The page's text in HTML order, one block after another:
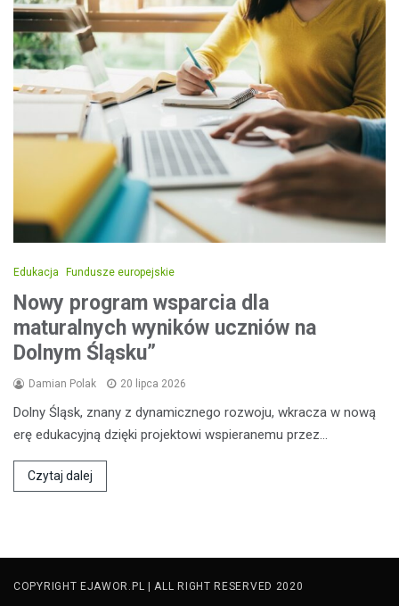
Edukacja Fundusze europejskie
Nowy program wsparcia dla
maturalnych wyników uczniów na
Dolnym Śląsku”
Damian Polak 20 lipca 2026
Dolny Śląsk, znany z dynamicznego rozwoju, wkracza w nową
erę edukacyjną dzięki projektowi wspieranemu przez…
Czytaj dalej
COPYRIGHT EJAWOR.PL | ALL RIGHT RESERVED 2020